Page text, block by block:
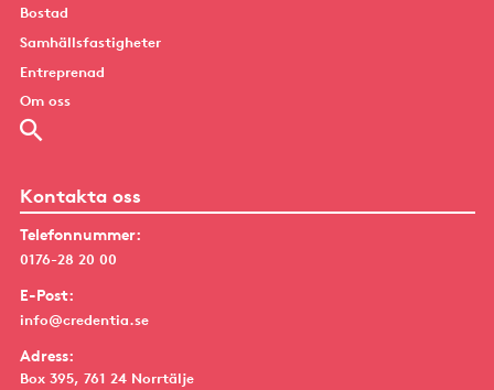
Bostad
Samhällsfastigheter
Entreprenad
Om oss
Kontakta oss
Telefonnummer:
0176-28 20 00
E-Post:
info@credentia.se
Adress:
Box 395, 761 24 Norrtälje